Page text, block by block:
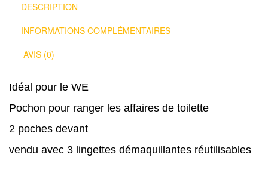
DESCRIPTION
INFORMATIONS COMPLÉMENTAIRES
AVIS (0)
Idéal pour le WE
Pochon pour ranger les affaires de toilette
2 poches devant
vendu avec 3 lingettes démaquillantes réutilisables